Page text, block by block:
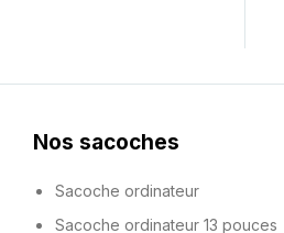
Nos sacoches
Sacoche ordinateur
Sacoche ordinateur 13 pouces